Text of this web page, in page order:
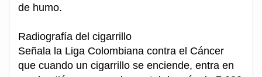
de humo.
Radiografía del cigarrillo
Señala la Liga Colombiana contra el Cáncer
que cuando un cigarrillo se enciende, entra en